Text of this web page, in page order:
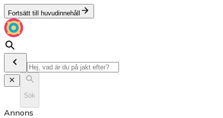
Fortsätt till huvudinnehåll
Sök
Annons